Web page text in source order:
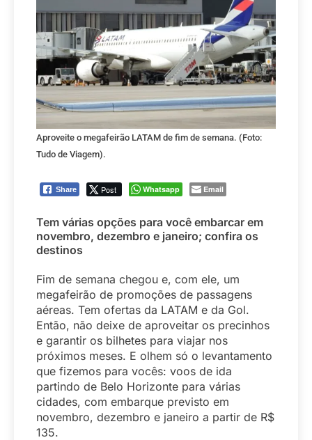
Aproveite o megafeirão LATAM de fim de semana. (Foto:
Tudo de Viagem).
Share Post Whatsapp Email
Tem várias opções para você embarcar em
novembro, dezembro e janeiro; confira os
destinos
Fim de semana chegou e, com ele, um
megafeirão de promoções de passagens
aéreas. Tem ofertas da LATAM e da Gol.
Então, não deixe de aproveitar os precinhos
e garantir os bilhetes para viajar nos
próximos meses. E olhem só o levantamento
que fizemos para vocês: voos de ida
partindo de Belo Horizonte para várias
cidades, com embarque previsto em
novembro, dezembro e janeiro a partir de R$
135.